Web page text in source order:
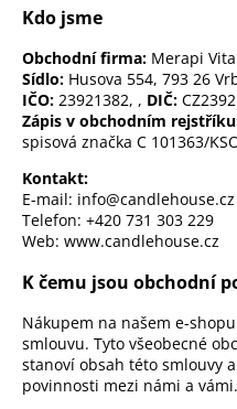
Kdo jsme
Obchodní firma: Merapi
Sídlo: Husova 554, 793 26
IČO: 23921382, , DIČ:
Zápis v obchodním
spisová značka C 101363/
Kontakt:
E-mail: info@candlehouse.cz
Telefon: +420 731 303 229
Web: www.candlehouse.cz
K čemu jsou obchodní
Nákupem na našem e-
smlouvu. Tyto všeobecné
stanoví obsah této smlouvy
povinnosti mezi námi a vámi.